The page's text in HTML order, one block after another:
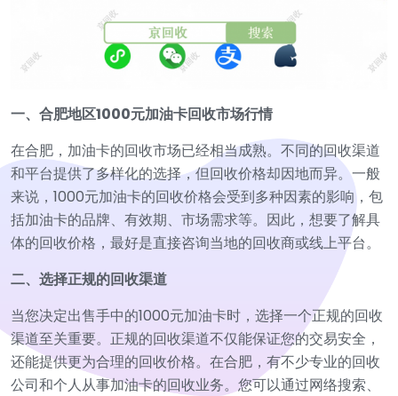
一、合肥地区1000元加油卡回收市场行情
在合肥，加油卡的回收市场已经相当成熟。不同的回收渠道
和平台提供了多样化的选择，但回收价格却因地而异。一般
来说，1000元加油卡的回收价格会受到多种因素的影响，包
括加油卡的品牌、有效期、市场需求等。因此，想要了解具
体的回收价格，最好是直接咨询当地的回收商或线上平台。
二、选择正规的回收渠道
当您决定出售手中的1000元加油卡时，选择一个正规的回收
渠道至关重要。正规的回收渠道不仅能保证您的交易安全，
还能提供更为合理的回收价格。在合肥，有不少专业的回收
公司和个人从事加油卡的回收业务。您可以通过网络搜索、